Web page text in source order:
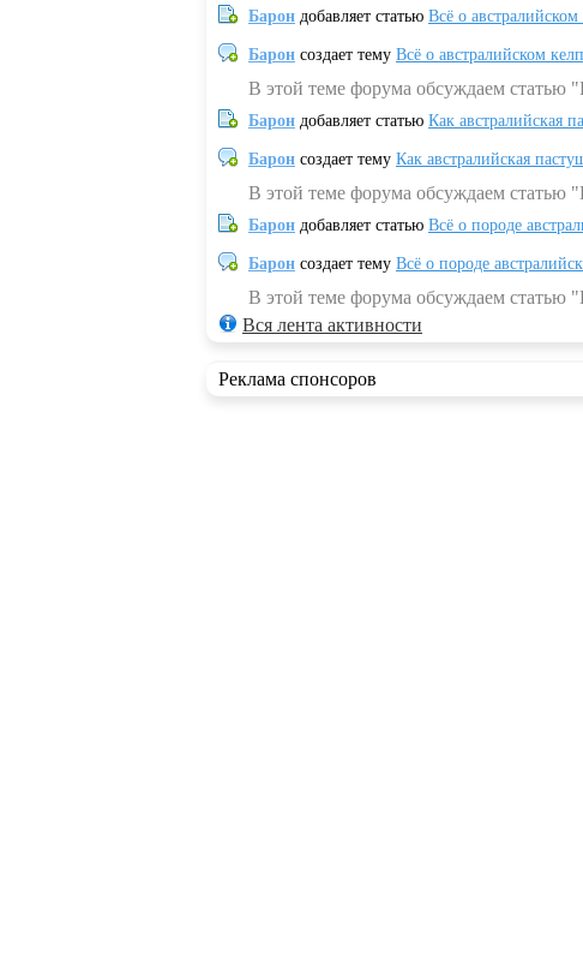
Барон добавляет статью Всё о австралийском
Барон создает тему Всё о австралийском
В этой теме форума обсуждаем статью
Барон добавляет статью Как австралийская
Барон создает тему Как австралийская
В этой теме форума обсуждаем статью
Барон добавляет статью Всё о породе
Барон создает тему Всё о породе
В этой теме форума обсуждаем статью
Вся лента активности
Реклама спонсоров